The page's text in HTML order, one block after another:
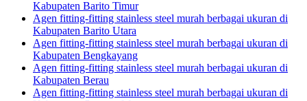
Kabupaten Barito Timur
Agen fitting-fitting stainless steel murah berbagai ukuran di
Kabupaten Barito Utara
Agen fitting-fitting stainless steel murah berbagai ukuran di
Kabupaten Bengkayang
Agen fitting-fitting stainless steel murah berbagai ukuran di
Kabupaten Berau
Agen fitting-fitting stainless steel murah berbagai ukuran di